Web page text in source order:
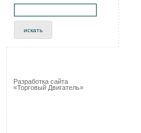
Разработка сайта
«Торговый Двигатель»